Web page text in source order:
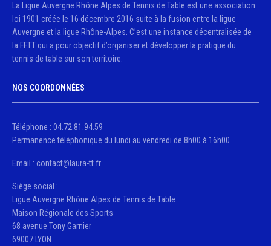
La Ligue Auvergne Rhône Alpes de Tennis de Table est une association
loi 1901 créée le 16 décembre 2016 suite à la fusion entre la ligue
Auvergne et la ligue Rhône-Alpes. C’est une instance décentralisée de
la FFTT qui a pour objectif d’organiser et développer la pratique du
tennis de table sur son territoire.
NOS COORDONNÉES
Téléphone : 04.72.81.94.59
Permanence téléphonique du lundi au vendredi de 8h00 à 16h00
Email : contact@laura-tt.fr
Siège social :
Ligue Auvergne Rhône Alpes de Tennis de Table
Maison Régionale des Sports
68 avenue Tony Garnier
69007 LYON